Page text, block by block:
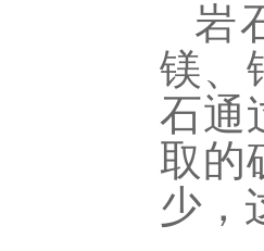
岩
镁、
石通
取的
少，